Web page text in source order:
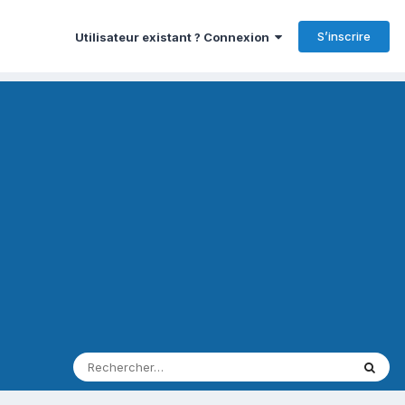
Utilisateur existant ? Connexion S’inscrire